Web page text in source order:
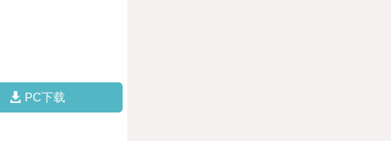
PC下载